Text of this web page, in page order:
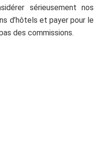
sérieusement nos
d’hôtels et payer pour le
des commissions.